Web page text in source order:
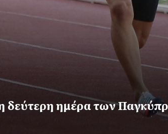
δεύτερη ημέρα των